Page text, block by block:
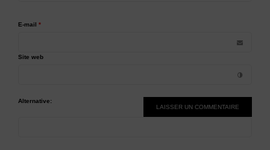
E-mail *
Site web
Alternative: